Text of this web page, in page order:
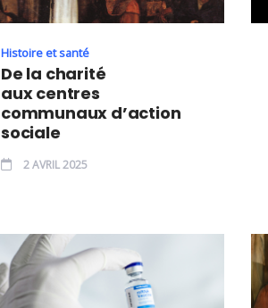
Histoire et santé
De la charité
aux centres
communaux d’action
sociale
2 AVRIL 2025